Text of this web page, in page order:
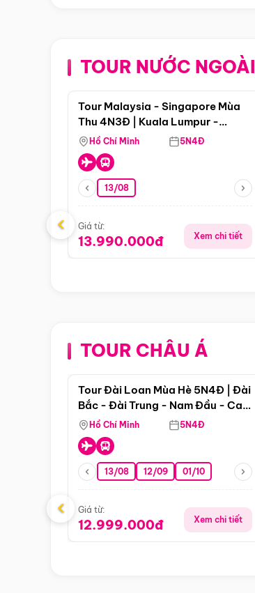
TOUR NƯỚC NGOÀI
Điểm nổi bật
Tour Malaysia - Singapore Mùa
Thu 4N3Đ | Kuala Lumpur -
Malacca - Johor Baru -
Singapore
Hồ Chí Minh 5N4Đ
13/08
Giá từ:
13.990.000đ Xem chi tiết
‹
TOUR CHÂU ÁĐiểm nổi bật
Tour Đài Loan Mùa Hè 5N4Đ | Đài
Bắc - Đài Trung - Nam Đầu - Cao
Hùng ( Bay Vn)
Hồ Chí Minh 5N4Đ
13/08 12/09 01/10
Giá từ:
12.999.000đ Xem chi tiết
‹